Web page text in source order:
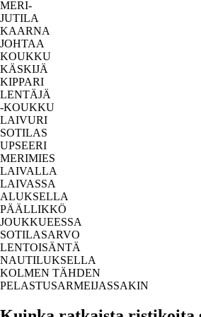
MERI-
JUTILA
KAARNA
JOHTAA
KOUKKU
KÄSKIJÄ
KIPPARI
LENTÄJÄ
-KOUKKU
LAIVURI
SOTILAS
UPSEERI
MERIMIES
LAIVALLA
LAIVASSA
ALUKSELLA
PÄÄLLIKKÖ
JOUKKUEESSA
SOTILASARVO
LENTOISÄNTÄ
NAUTILUKSELLA
KOLMEN TÄHDEN
PELASTUSARMEIJASSAKIN